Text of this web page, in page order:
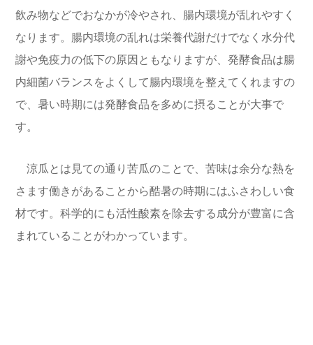
飲み物などでおなかが冷やされ、腸内環境が乱れやすく
なります。腸内環境の乱れは栄養代謝だけでなく水分代
謝や免疫力の低下の原因ともなりますが、発酵食品は腸
内細菌バランスをよくして腸内環境を整えてくれますの
で、暑い時期には発酵食品を多めに摂ることが大事で
す。
涼瓜とは見ての通り苦瓜のことで、苦味は余分な熱を
さます働きがあることから酷暑の時期にはふさわしい食
材です。科学的にも活性酸素を除去する成分が豊富に含
まれていることがわかっています。